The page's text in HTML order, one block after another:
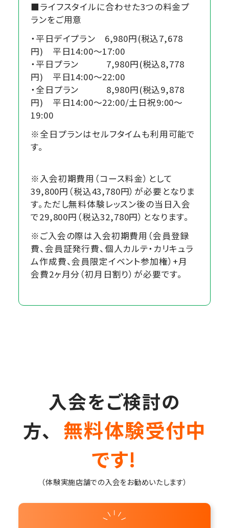
■ライフスタイルに合わせた3つの料金プ
ランをご用意
・平日デイプラン 6,980円(税込7,678
円) 平日14:00～17:00
・平日プラン 7,980円(税込8,778
円) 平日14:00～22:00
・全日プラン 8,980円(税込9,878
円) 平日14:00～22:00/土日祝9:00～
19:00
※全日プランはセルフタイムも利用可能で
す。
※入会初期費用（コース料金）として
39,800円（税込43,780円）が必要となりま
す。ただし無料体験レッスン後の当日入会
で29,800円（税込32,780円）となります。
※ご入会の際は入会初期費用（会員登録
費、会員証発行費、個人カルテ・カリキュラ
ム作成費、会員限定イベント参加権）+月
会費2ヶ月分（初月日割り）が必要です。
入会をご検討の
方、 無料体験受付中
です!
（体験実施店舗での入会をお勧めいたします）